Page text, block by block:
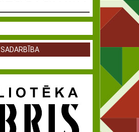
SADARBĪBA